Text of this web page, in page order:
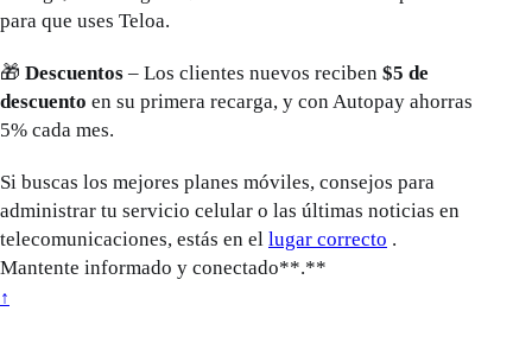
para que uses Teloa.
🎁 Descuentos – Los clientes nuevos reciben $5 de
descuento en su primera recarga, y con Autopay ahorras
5% cada mes.
Si buscas los mejores planes móviles, consejos para
administrar tu servicio celular o las últimas noticias en
telecomunicaciones, estás en el lugar correcto .
Mantente informado y conectado**.**
↑